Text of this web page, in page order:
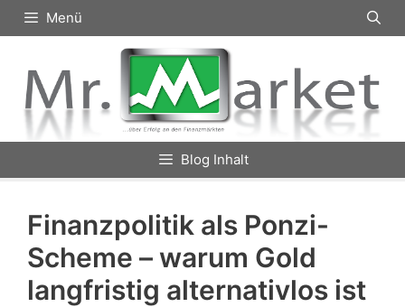
Inhalt
Menü
Blog Inhalt
Finanzpolitik als Ponzi-
Scheme – warum Gold
langfristig alternativlos ist